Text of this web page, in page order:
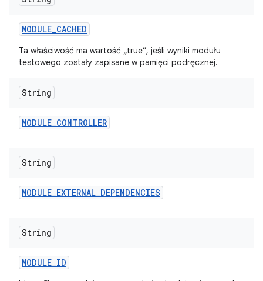
MODULE_CACHED
Ta właściwość ma wartość „true”, jeśli wyniki modułu
testowego zostały zapisane w pamięci podręcznej.
String
MODULE_CONTROLLER
String
MODULE_EXTERNAL_DEPENDENCIES
String
MODULE_ID